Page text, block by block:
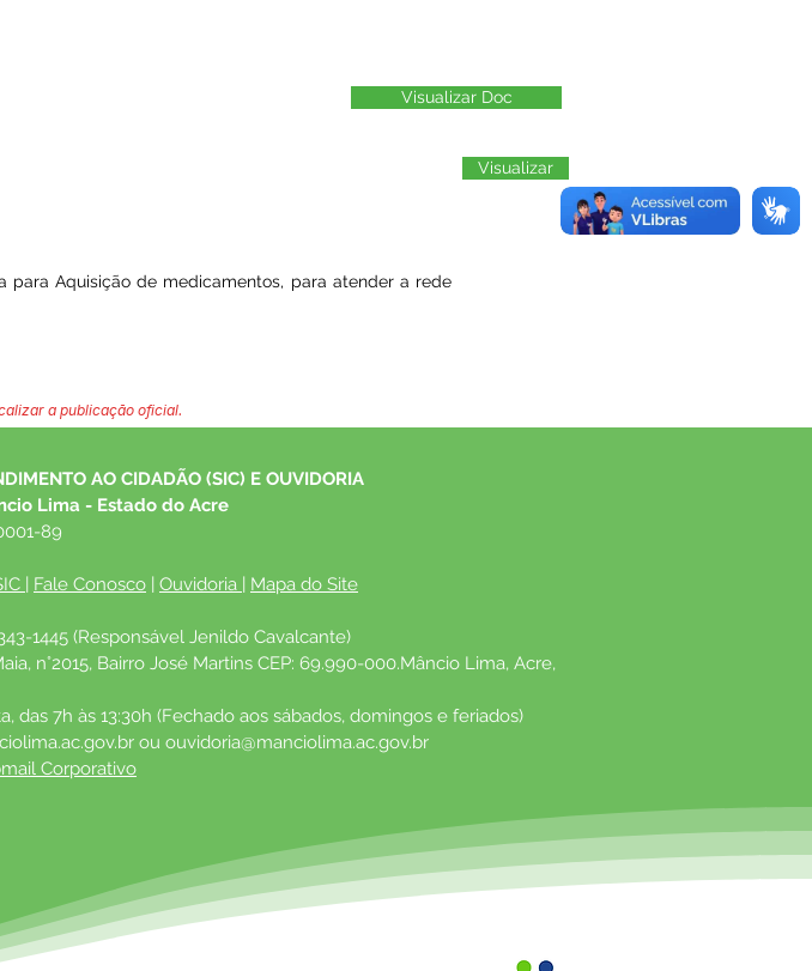
Visualizar Doc
para Aquisição de medicamentos, para atender a rede
Visualizar
a publicação oficial.
AO CIDADÃO (SIC) E OUVIDORIA
Lima - Estado do Acre
89
| Fale Conosco | Ouvidoria | Mapa do Site
1445 (Responsável Jenildo Cavalcante)
n°2015, Bairro José Martins CEP: 69.990-000.Mâncio Lima, Acre,
das 7h às 13:30h (Fechado aos sábados, domingos e feriados)
ou ouvidoria@manciolima.ac.gov.br
Corporativo